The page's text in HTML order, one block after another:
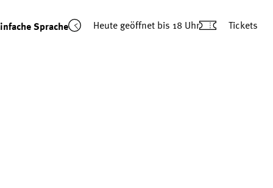
Sprache Heute geöffnet bis 18 Uhr Tickets